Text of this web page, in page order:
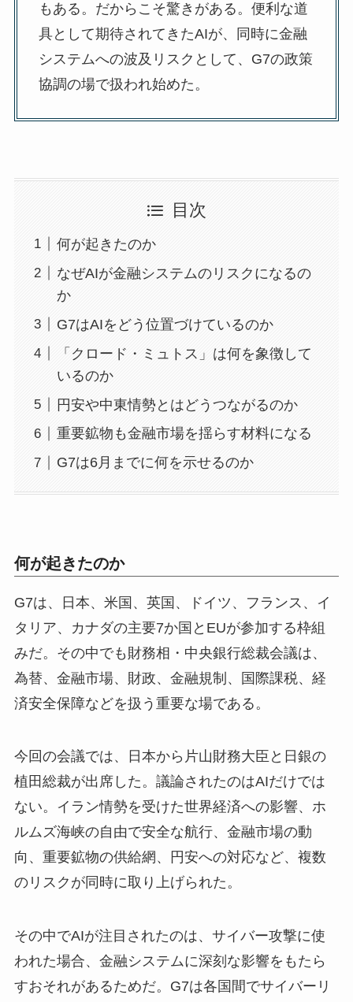
もある。だからこそ驚きがある。便利な道
具として期待されてきたAIが、同時に金融
システムへの波及リスクとして、G7の政策
協調の場で扱われ始めた。
目次
何が起きたのか
なぜAIが金融システムのリスクになるの
か
G7はAIをどう位置づけているのか
「クロード・ミュトス」は何を象徴して
いるのか
円安や中東情勢とはどうつながるのか
重要鉱物も金融市場を揺らす材料になる
G7は6月までに何を示せるのか
何が起きたのか
G7は、日本、米国、英国、ドイツ、フランス、イ
タリア、カナダの主要7か国とEUが参加する枠組
みだ。その中でも財務相・中央銀行総裁会議は、
為替、金融市場、財政、金融規制、国際課税、経
済安全保障などを扱う重要な場である。
今回の会議では、日本から片山財務大臣と日銀の
植田総裁が出席した。議論されたのはAIだけでは
ない。イラン情勢を受けた世界経済への影響、ホ
ルムズ海峡の自由で安全な航行、金融市場の動
向、重要鉱物の供給網、円安への対応など、複数
のリスクが同時に取り上げられた。
その中でAIが注目されたのは、サイバー攻撃に使
われた場合、金融システムに深刻な影響をもたら
すおそれがあるためだ。G7は各国間でサイバーリ